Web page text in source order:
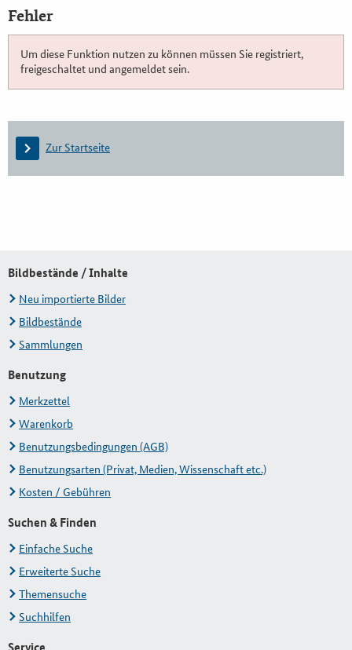
Fehler
Um diese Funktion nutzen zu können müssen Sie registriert,
freigeschaltet und angemeldet sein.
Zur Startseite
Bildbestände / Inhalte
Neu importierte Bilder
Bildbestände
Sammlungen
Benutzung
Merkzettel
Warenkorb
Benutzungsbedingungen (AGB)
Benutzungsarten (Privat, Medien, Wissenschaft etc.)
Kosten / Gebühren
Suchen & Finden
Einfache Suche
Erweiterte Suche
Themensuche
Suchhilfen